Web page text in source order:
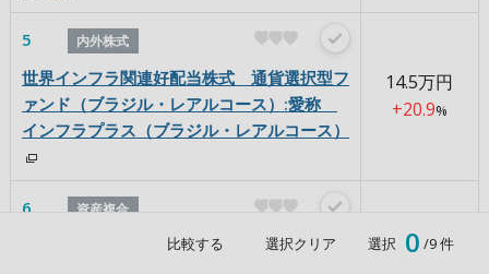
5 内外株式
世界インフラ関連好配当株式 通貨選択型フ
ァンド（ブラジル・レアルコース）:愛称
インフラプラス（ブラジル・レアルコース）
14.5万円
+20.9%
6 資産複合
ＭＬＰ関連証券ファンド（為替ヘッジなし）
+19.7%
比較する 選択クリア 選択 0 /9 件